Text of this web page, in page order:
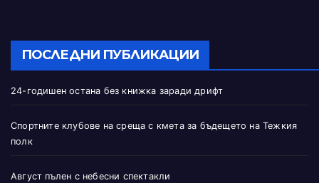
ПОСЛЕДНИ ПУБЛИКАЦИИ
24-годишен остана без книжка заради дрифт
Спортните клубове на среща с кмета за бъдещето на Тежкия
полк
Август пълен с небесни спектакли